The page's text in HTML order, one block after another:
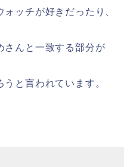
ッチが好きだったり、
さんと一致する部分が
と言われています。